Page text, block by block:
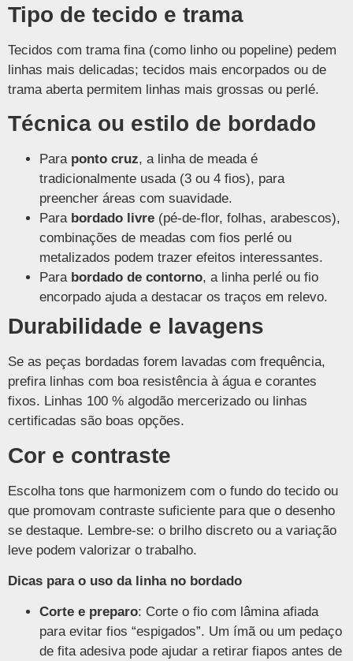
Tipo de tecido e trama
Tecidos com trama fina (como linho ou popeline) pedem
linhas mais delicadas; tecidos mais encorpados ou de
trama aberta permitem linhas mais grossas ou perlé.
Técnica ou estilo de bordado
Para ponto cruz, a linha de meada é
tradicionalmente usada (3 ou 4 fios), para
preencher áreas com suavidade.
Para bordado livre (pé-de-flor, folhas, arabescos),
combinações de meadas com fios perlé ou
metalizados podem trazer efeitos interessantes.
Para bordado de contorno, a linha perlé ou fio
encorpado ajuda a destacar os traços em relevo.
Durabilidade e lavagens
Se as peças bordadas forem lavadas com frequência,
prefira linhas com boa resistência à água e corantes
fixos. Linhas 100 % algodão mercerizado ou linhas
certificadas são boas opções.
Cor e contraste
Escolha tons que harmonizem com o fundo do tecido ou
que promovam contraste suficiente para que o desenho
se destaque. Lembre-se: o brilho discreto ou a variação
leve podem valorizar o trabalho.
Dicas para o uso da linha no bordado
Corte e preparo: Corte o fio com lâmina afiada
para evitar fios “espigados”. Um ímã ou um pedaço
de fita adesiva pode ajudar a retirar fiapos antes de